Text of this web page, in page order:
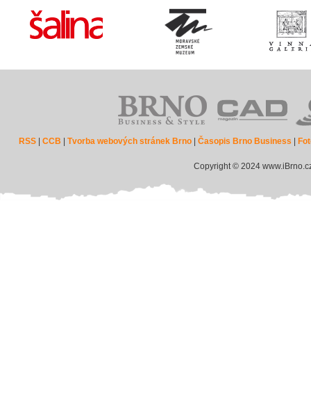
RSS |CCB |Tvorba webových stránek Brno |Časopis Brno Business
Copyright © 2024